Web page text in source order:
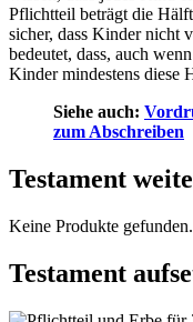
Pflichtteil beträgt die
sicher, dass Kinder nicht
bedeutet, dass, auch
Kinder mindestens diese
Siehe auch:
zum Abschreiben
Testament
Keine Produkte gefunden.
Testament